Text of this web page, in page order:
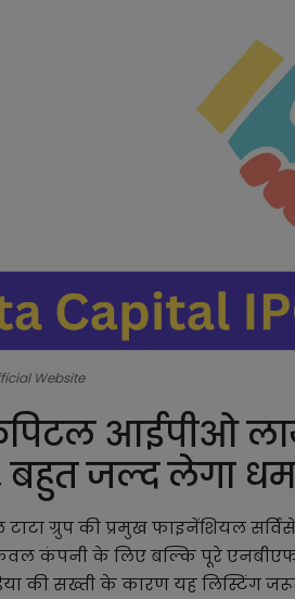
Website
आईपीओ
बहुत जल्द लेगा
टाटा ग्रुप की प्रमुख फाइनेंशियल
कंपनी के लिए बल्कि पूरे
की सख्ती के कारण यह लिस्टिंग